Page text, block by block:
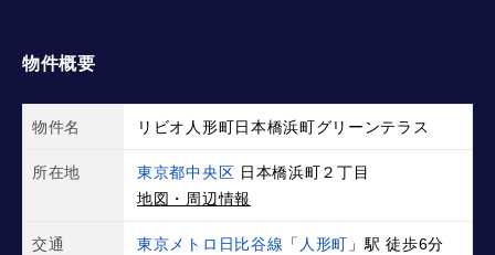
物件概要
物件名 リビオ人形町日本橋浜町グリーンテラス
所在地 東京都中央区 日本橋浜町２丁目
地図・周辺情報
交通 東京メトロ日比谷線 「 人形町 」駅 徒歩6分